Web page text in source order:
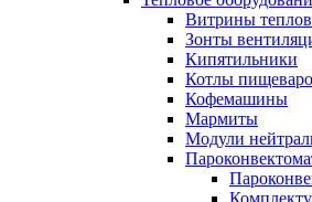
Витрины
Зонты
Кипятильники
Котлы
Кофемашины
Мармиты
Модули